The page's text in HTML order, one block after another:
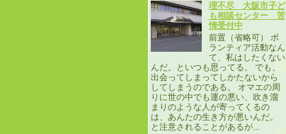
理不尽 大阪市子ど
も相談センター 苦
情受付中
前置（省略可） ボ
ランティア活動なん
て、私はしたくない
んだ。といつも思ってる。 でも、
出会ってしまってしかたないから
してしまうのである。 オマエの周
りに世の中でも運の悪い、吹き溜
まりのような人が寄ってくるの
は、あんたの生き方が悪いんだ。
と注意されることがあるが...